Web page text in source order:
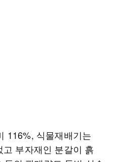
116%, 식물재배기는
부자재인 분갈이 흙